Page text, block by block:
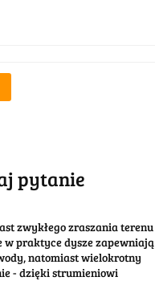
pytanie
zwykłego zraszania terenu
w praktyce dysze zapewniają
natomiast wielokrotny
- dzięki strumieniowi